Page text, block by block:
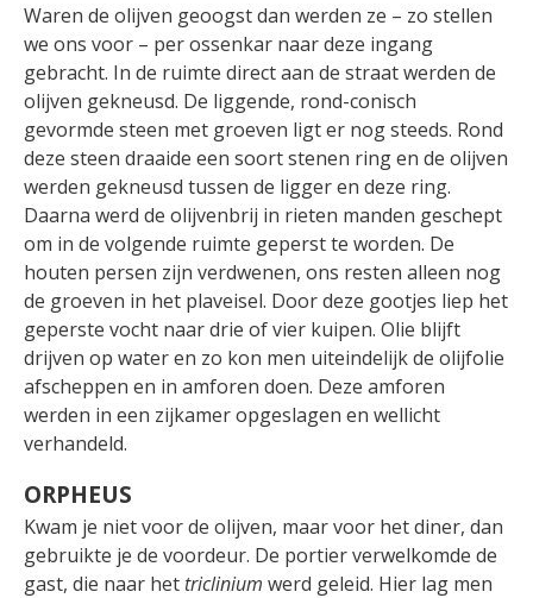
Waren de olijven geoogst dan werden ze – zo stellen
we ons voor – per ossenkar naar deze ingang
gebracht. In de ruimte direct aan de straat werden de
olijven gekneusd. De liggende, rond-conisch
gevormde steen met groeven ligt er nog steeds. Rond
deze steen draaide een soort stenen ring en de olijven
werden gekneusd tussen de ligger en deze ring.
Daarna werd de olijvenbrij in rieten manden geschept
om in de volgende ruimte geperst te worden. De
houten persen zijn verdwenen, ons resten alleen nog
de groeven in het plaveisel. Door deze gootjes liep het
geperste vocht naar drie of vier kuipen. Olie blijft
drijven op water en zo kon men uiteindelijk de olijfolie
afscheppen en in amforen doen. Deze amforen
werden in een zijkamer opgeslagen en wellicht
verhandeld.
ORPHEUS
Kwam je niet voor de olijven, maar voor het diner, dan
gebruikte je de voordeur. De portier verwelkomde de
gast, die naar het triclinium werd geleid. Hier lag men